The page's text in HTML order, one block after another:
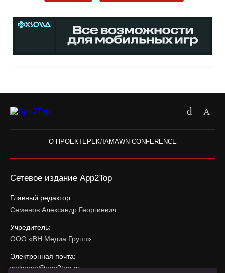
О ПРОЕКТЕРЕКЛАМАWN CONFERENCE
Сетевое издание App2Top
Главный редактор:
Семенов Александр Георгиевич
Учредитель:
ООО «ВН Медиа Групп»
Электронная почта:
welcome@app2top.ru